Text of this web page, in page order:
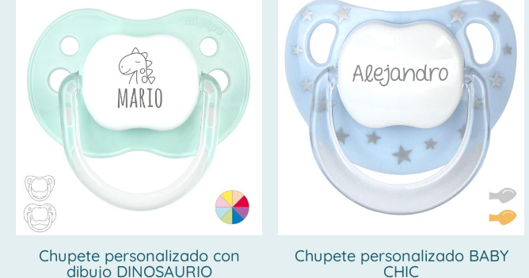
Chupete personalizado con
dibujo DINOSAURIO
Chupete personalizado BABY
CHIC